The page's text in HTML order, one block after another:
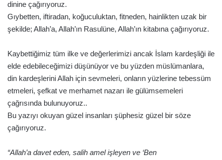
dinine çağırıyoruz.
Gıybetten, iftiradan, koğuculuktan, fitneden, hainlikten uzak bir
şekilde; Allah’a, Allah’ın Rasulüne, Allah’ın kitabına çağırıyoruz.
Kaybettiğimiz tüm ilke ve değerlerimizi ancak İslam kardeşliği ile
elde edebileceğimizi düşünüyor ve bu yüzden müslümanlara,
din kardeşlerini Allah için sevmeleri, onların yüzlerine tebessüm
etmeleri, şefkat ve merhamet nazarı ile gülümsemeleri
çağrısında bulunuyoruz..
Bu yazıyı okuyan güzel insanları şüphesiz güzel bir söze
çağırıyoruz.
“Allah’a davet eden, salih amel işleyen ve ‘Ben